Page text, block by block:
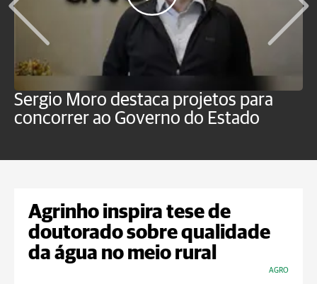
Sergio Moro destaca projetos para
concorrer ao Governo do Estado
Agrinho inspira tese de
doutorado sobre qualidade
da água no meio rural
AGRO